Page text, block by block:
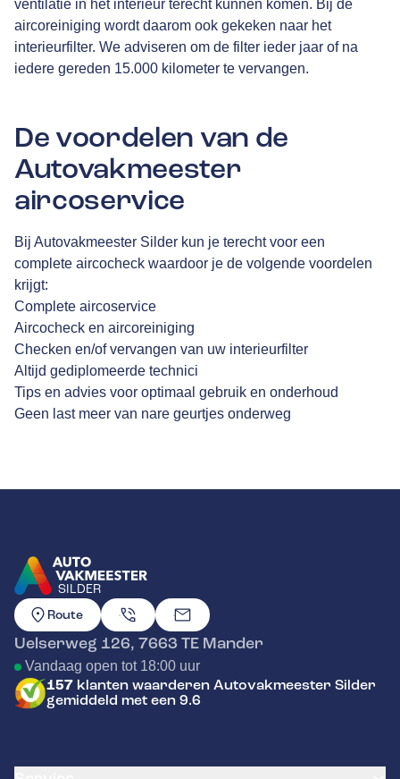
ventilatie in het interieur terecht kunnen komen. Bij de
aircoreiniging wordt daarom ook gekeken naar het
interieurfilter. We adviseren om de filter ieder jaar of na
iedere gereden 15.000 kilometer te vervangen.
De voordelen van de
Autovakmeester
aircoservice
Bij Autovakmeester Silder kun je terecht voor een
complete aircocheck waardoor je de volgende voordelen
krijgt:
Complete aircoservice
Aircocheck en aircoreiniging
Checken en/of vervangen van uw interieurfilter
Altijd gediplomeerde technici
Tips en advies voor optimaal gebruik en onderhoud
Geen last meer van nare geurtjes onderweg
SILDER
GA NAAR DE HOMEPAGINA
Route
Uelserweg 126, 7663 TE Mander
Vandaag open tot 18:00 uur
157 klanten waarderen Autovakmeester Silder
gemiddeld met een 9.6